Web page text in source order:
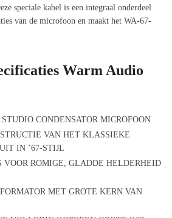
speciale kabel is een integraal onderdeel
van de microfoon en maakt het WA-67-
Warm Audio
CONDENSATOR MICROFOON
VAN HET KLASSIEKE
IN ’67-STIJL
VOOR ROMIGE, GLADDE HELDERHEID
MET GROTE KERN VAN